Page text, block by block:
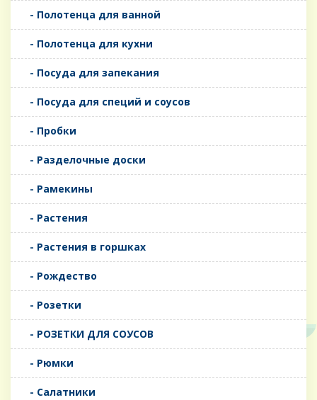
- Полотенца для ванной
- Полотенца для кухни
- Посуда для запекания
- Посуда для специй и соусов
- Пробки
- Разделочные доски
- Рамекины
- Растения
- Растения в горшках
- Рождество
- Розетки
- РОЗЕТКИ ДЛЯ СОУСОВ
- Рюмки
- Салатники